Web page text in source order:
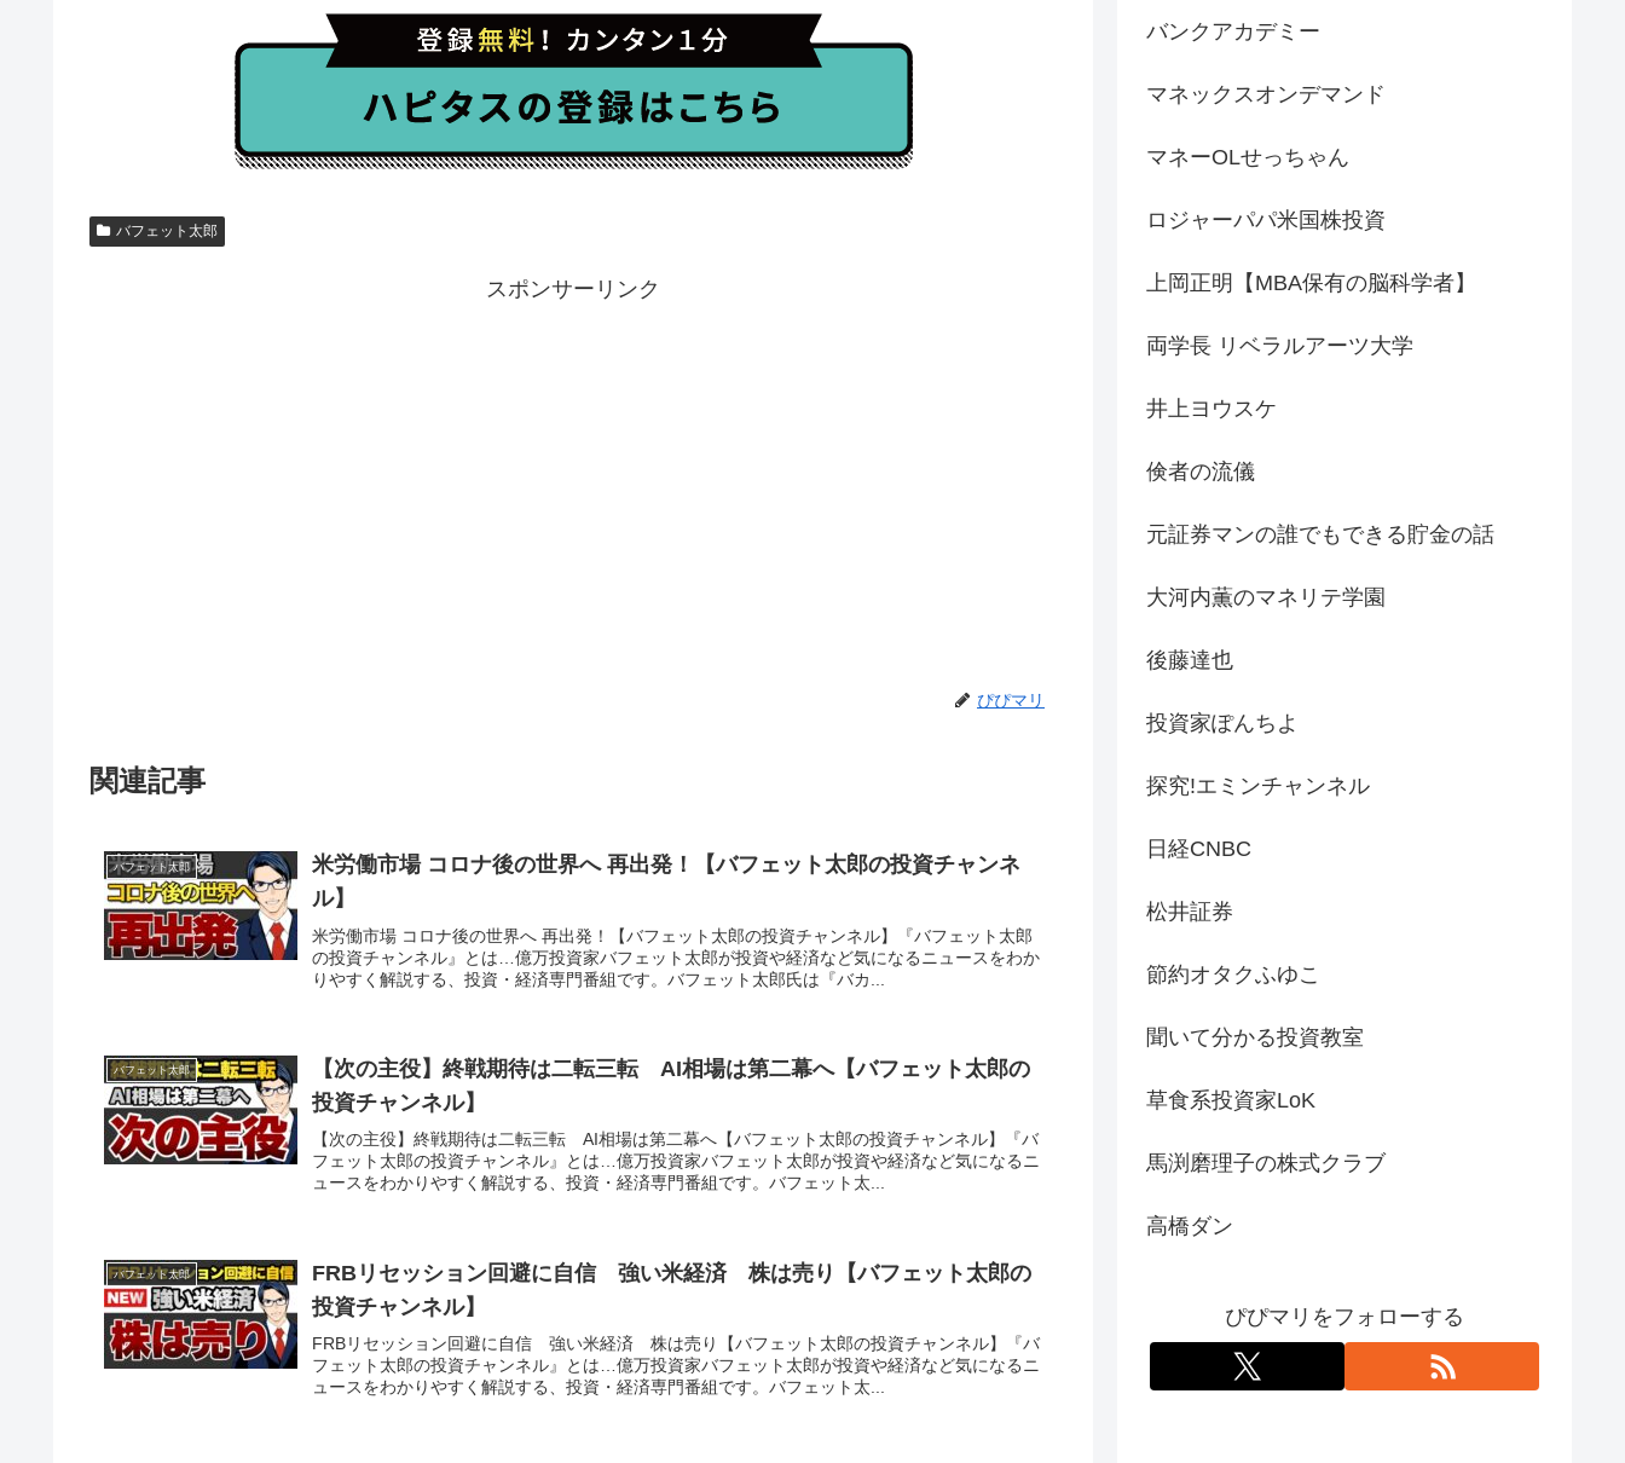
バフェット太郎
スポンサーリンク
ぴぴマリ
関連記事
バフェット太郎
米労働市場 コロナ後の世界へ 再出発！【バフェット太郎の投資チャンネ
ル】
米労働市場 コロナ後の世界へ 再出発！【バフェット太郎の投資チャンネル】『バフェット太郎
の投資チャンネル』とは…億万投資家バフェット太郎が投資や経済など気になるニュースをわか
りやすく解説する、投資・経済専門番組です。バフェット太郎氏は『バカ...
バフェット太郎
【次の主役】終戦期待は二転三転 AI相場は第二幕へ【バフェット太郎の
投資チャンネル】
【次の主役】終戦期待は二転三転 AI相場は第二幕へ【バフェット太郎の投資チャンネル】『バ
フェット太郎の投資チャンネル』とは…億万投資家バフェット太郎が投資や経済など気になるニ
ュースをわかりやすく解説する、投資・経済専門番組です。バフェット太...
バフェット太郎
FRBリセッション回避に自信 強い米経済 株は売り【バフェット太郎の
投資チャンネル】
FRBリセッション回避に自信 強い米経済 株は売り【バフェット太郎の投資チャンネル】『バ
フェット太郎の投資チャンネル』とは…億万投資家バフェット太郎が投資や経済など気になるニ
ュースをわかりやすく解説する、投資・経済専門番組です。バフェット太...
バンクアカデミー
マネックスオンデマンド
マネーOLせっちゃん
ロジャーパパ米国株投資
上岡正明【MBA保有の脳科学者】
両学長 リベラルアーツ大学
井上ヨウスケ
倹者の流儀
元証券マンの誰でもできる貯金の話
大河内薫のマネリテ学園
後藤達也
投資家ぽんちよ
探究!エミンチャンネル
日経CNBC
松井証券
節約オタクふゆこ
聞いて分かる投資教室
草食系投資家LoK
馬渕磨理子の株式クラブ
高橋ダン
ぴぴマリをフォローする